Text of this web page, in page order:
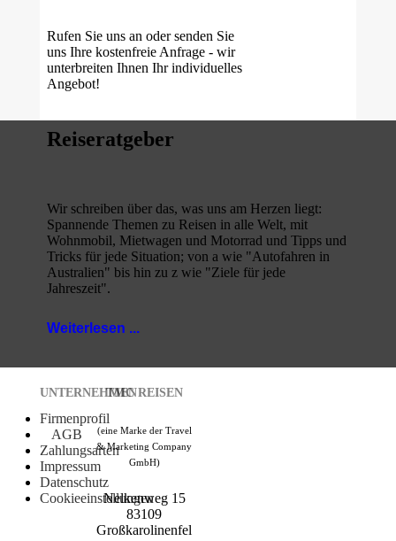
Rufen Sie uns an oder senden Sie
uns Ihre kostenfreie Anfrage - wir
unterbreiten Ihnen Ihr individuelles
Angebot!
Reiseratgeber
Wir schreiben über das, was uns am Herzen liegt:
Spannende Themen zu Reisen in alle Welt, mit
Wohnmobil, Mietwagen und Motorrad und Tipps und
Tricks für jede Situation; von a wie "Autofahren in
Australien" bis hin zu z wie "Ziele für jede
Jahreszeit".
Weiterlesen ...
UNTERNEHMEN
Firmenprofil
AGB
Zahlungsarten
Impressum
Datenschutz
Cookieeinstellungen
TMC REISEN
(eine Marke der Travel
& Marketing Company
GmbH)
Nelkenweg 15
83109
Großkarolinenfel